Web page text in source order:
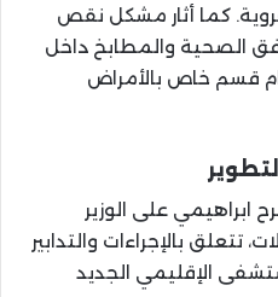
كما أثار مشكل نقص
الصحية والمطابخ داخل
قسم خاص بالأمراض
ابراهيمي على الوزير
تتعلق بالإجراءات والتدابير
الإقليمي الجديد